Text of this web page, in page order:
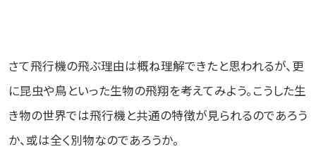
さて飛行機の飛ぶ理由は概ね理解できたと思われるが、更
に昆虫や鳥といった生物の飛翔を考えてみよう。こうした生
き物の世界では飛行機と共通の特徴が見られるのであろう
か、或は全く別物なのであろうか。